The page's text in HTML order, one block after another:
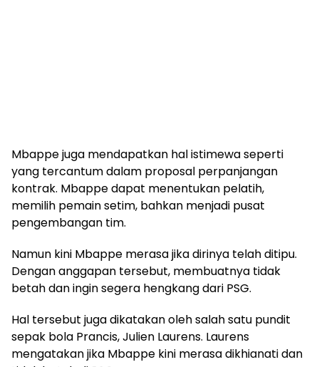
Mbappe juga mendapatkan hal istimewa seperti
yang tercantum dalam proposal perpanjangan
kontrak. Mbappe dapat menentukan pelatih,
memilih pemain setim, bahkan menjadi pusat
pengembangan tim.
Namun kini Mbappe merasa jika dirinya telah ditipu.
Dengan anggapan tersebut, membuatnya tidak
betah dan ingin segera hengkang dari PSG.
Hal tersebut juga dikatakan oleh salah satu pundit
sepak bola Prancis, Julien Laurens. Laurens
mengatakan jika Mbappe kini merasa dikhianati dan